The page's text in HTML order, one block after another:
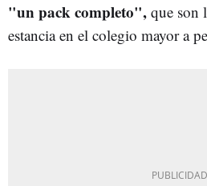
"un pack completo", que son
estancia en el colegio mayor a